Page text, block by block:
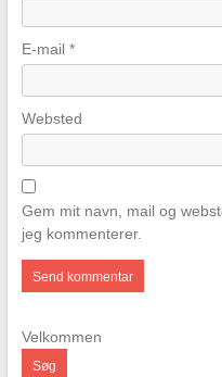
E-mail *
Websted
Gem mit navn, mail og
jeg kommenterer.
Velkommen
Søg